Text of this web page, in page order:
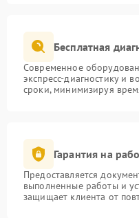
Бесплатная
Современное
экспресс-диагностику и
сроки, минимизируя
Гарантия на
Предоставляется
выполненные работы и
защищает клиента от